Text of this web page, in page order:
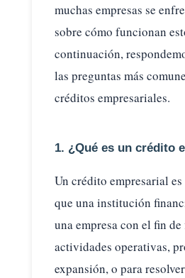
muchas empresas se
sobre cómo funcionan
continuación,
las preguntas más
créditos empresariales.
1. ¿Qué es un crédito
Un crédito empresarial
que una institución
una empresa con el fin
actividades operativas,
expansión, o para